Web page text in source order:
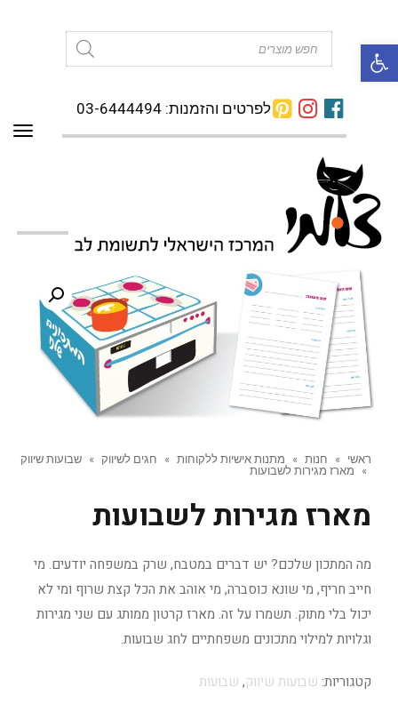
פתח סרגל נגישות
לפרטים והזמנות: 03-6444494
ראשי » חנות » מתנות אישיות ללקוחות » חגים לשיווק » שבועות שיווק
»
מארז מגירות לשבועות
מארז מגירות לשבועות
מה המתכון שלכם? יש דברים במטבח, שרק במשפחה יודעים. מי
חייב חריף, מי שונא כוסברה, מי אוהב את הכל קצת שרוף ומי לא
יכול בלי מתוק. תשמרו על זה. מארז קרטון ממותג עם שני מגירות
וגלויות למילוי מתכונים משפחתיים לחג שבועות.
קטגוריות: שבועות שיווק, שבועות